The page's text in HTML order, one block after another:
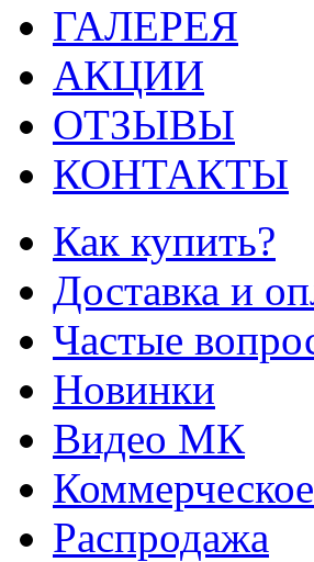
ГАЛЕРЕЯ
АКЦИИ
ОТЗЫВЫ
КОНТАКТЫ
Как купить?
Доставка и
Частые
Новинки
Видео МК
Распродажа